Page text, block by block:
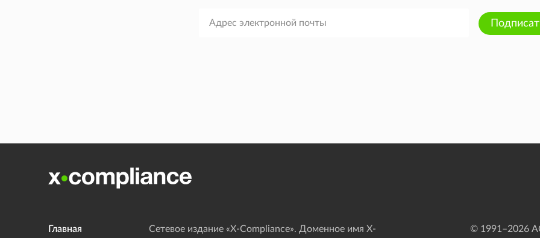
Главная
Сетевое издание «Х-Compliance». Доменное имя X-
© 1991–2026